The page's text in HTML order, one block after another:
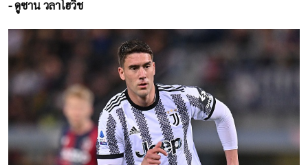
- ดูซาน วลาโฮวิช